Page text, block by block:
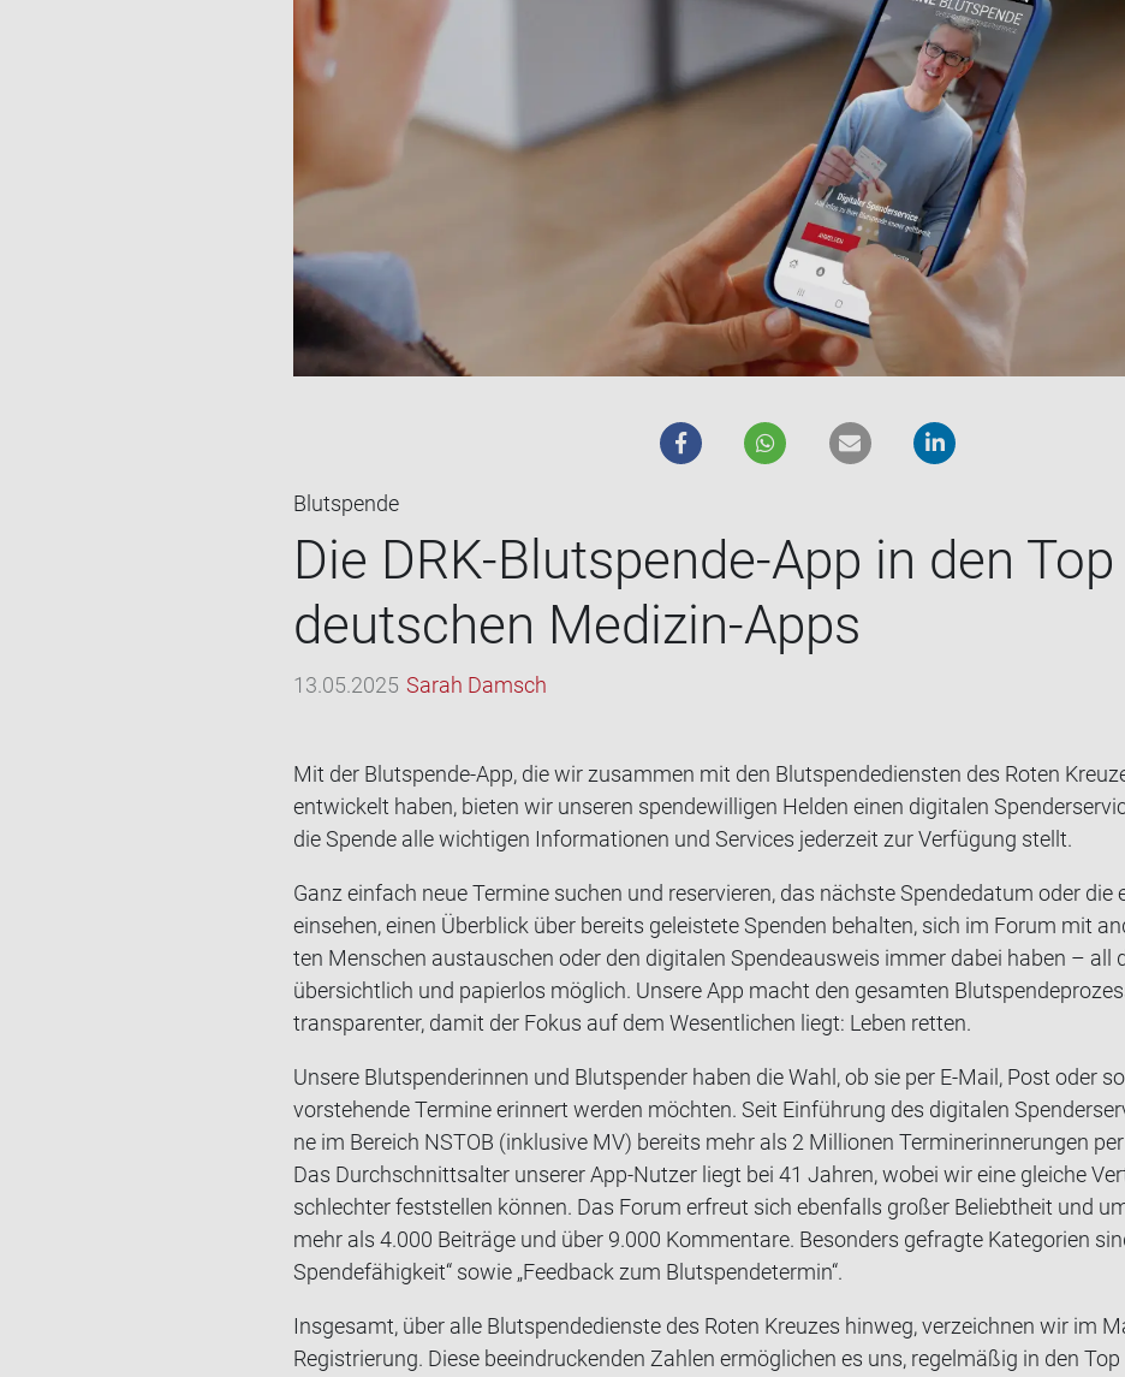
Blutspende
Die DRK-​Blutspende-App in den
deut­schen Medizin-​Apps
13.05.2025 Sarah Damsch
Mit der Blutspende-​App, die wir zu­sam­men mit den Blut­spen­de­diens­ten des Roten
ent­wi­ckelt haben, bie­ten wir un­se­ren spen­de­wil­li­gen Hel­den einen di­gi­ta­len
die Spen­de alle wich­ti­gen In­for­ma­tio­nen und Ser­vices je­der­zeit zur Ver­fü­gung stellt.
Ganz ein­fach neue Ter­mi­ne su­chen und re­ser­vie­ren, das nächs­te Spen­de­da­tum oder die
ein­se­hen, einen Über­blick über be­reits ge­leis­te­te Spen­den be­hal­ten, sich im Forum mit
ten Men­schen aus­tau­schen oder den di­gi­ta­len Spen­de­aus­weis immer dabei haben – all
über­sicht­lich und pa­pier­los mög­lich. Un­se­re App macht den ge­sam­ten
trans­pa­ren­ter, damit der Fokus auf dem We­sent­li­chen liegt: Leben ret­ten.
Un­se­re Blut­spen­de­rin­nen und Blut­spen­der haben die Wahl, ob sie per E-​Mail, Post oder
vor­ste­hen­de Ter­mi­ne er­in­nert wer­den möch­ten. Seit Ein­füh­rung des di­gi­ta­len
ne im Be­reich NSTOB (in­klu­si­ve MV) be­reits mehr als 2 Mil­lio­nen Ter­min­er­in­ne­run­gen
Das Durch­schnitts­al­ter un­se­rer App-​Nutzer liegt bei 41 Jah­ren, wobei wir eine glei­che
schlech­ter fest­stel­len kön­nen. Das Forum er­freut sich eben­falls gro­ßer Be­liebt­heit und
mehr als 4.000 Bei­trä­ge und über 9.000 Kom­men­ta­re. Be­son­ders ge­frag­te Ka­te­go­rien
Spen­de­fä­hig­keit“ sowie „Feed­back zum Blut­spen­de­ter­min“.
Ins­ge­samt, über alle Blut­spen­de­diens­te des Roten Kreu­zes hin­weg, ver­zeich­nen wir im
Re­gis­trie­rung. Diese be­ein­dru­cken­den Zah­len er­mög­li­chen es uns, re­gel­mä­ßig in den Top